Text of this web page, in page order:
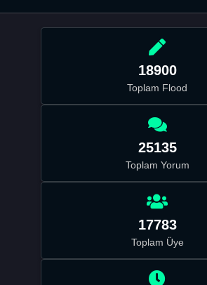
18900
Toplam Flood
25135
Toplam Yorum
17783
Toplam Üye